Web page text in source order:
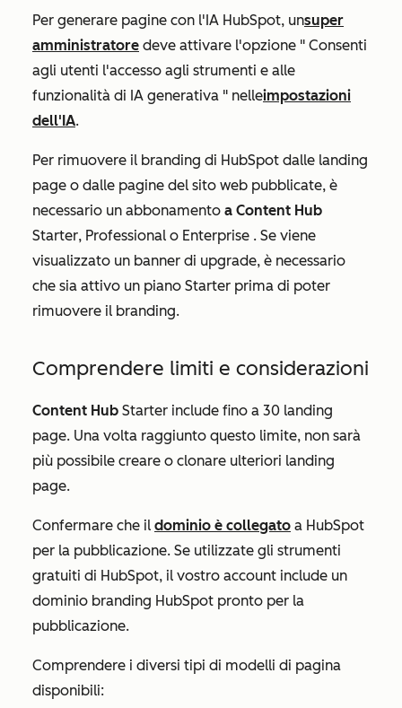
Per generare pagine con l'IA HubSpot, unsuper
amministratore deve attivare l'opzione " Consenti
agli utenti l'accesso agli strumenti e alle
funzionalità di IA generativa " nelleimpostazioni
dell'IA.
Per rimuovere il branding di HubSpot dalle landing
page o dalle pagine del sito web pubblicate, è
necessario un abbonamento a Content Hub
Starter, Professional o Enterprise . Se viene
visualizzato un banner di upgrade, è necessario
che sia attivo un piano Starter prima di poter
rimuovere il branding.
Comprendere limiti e considerazioni
Content Hub Starter include fino a 30 landing
page. Una volta raggiunto questo limite, non sarà
più possibile creare o clonare ulteriori landing
page.
Confermare che il dominio è collegato a HubSpot
per la pubblicazione. Se utilizzate gli strumenti
gratuiti di HubSpot, il vostro account include un
dominio branding HubSpot pronto per la
pubblicazione.
Comprendere i diversi tipi di modelli di pagina
disponibili: